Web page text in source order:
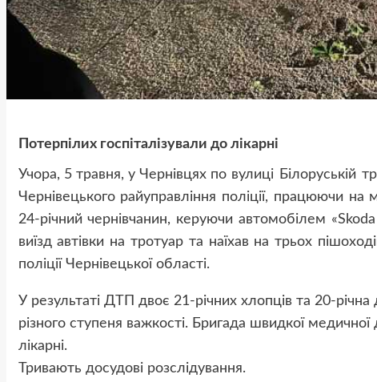
Потерпілих госпіталізували до лікарні
Учора, 5 травня, у Чернівцях по вулиці Білоруській
Чернівецького райуправління поліції, працюючи на
24-річний чернівчанин, керуючи автомобілем
виїзд автівки на тротуар та наїхав на трьох
поліції Чернівецької області.
У результаті ДТП двоє 21-річних хлопців та 20-
різного ступеня важкості. Бригада швидкої
лікарні.
Тривають досудові розслідування.